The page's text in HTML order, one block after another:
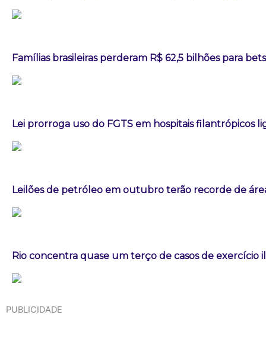
Famílias brasileiras perderam R$ 62,5 bilhões para
Lei prorroga uso do FGTS em hospitais filantrópicos
Leilões de petróleo em outubro terão recorde de
Rio concentra quase um terço de casos de exercício
PUBLICIDADE